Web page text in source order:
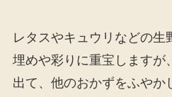
レタスやキュウリなどの生
埋めや彩りに重宝しますが
出て、他のおかずをふやか